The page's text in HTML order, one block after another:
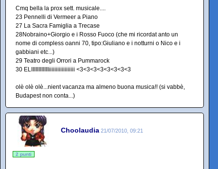
Cmq bella la prox sett. musicale....
23 Pennelli di Vermeer a Piano
27 La Sacra Famiglia a Trecase
28Nobraino+Giorgio e i Rosso Fuoco (che mi ricordat anto un
nome di compless oanni 70, tipo:Giuliano e i notturni o Nico e i
gabbiani etc...)
29 Teatro degli Orrori a Pummarock
30 ELIIIIIIIIIIIIiiiiiiiiiiiiiiiiii <3<3<3<3<3<3<3<3
olè olè olè...nient vacanza ma almeno buona musica!! (si vabbè,
Budapest non conta...)
Choolaudia 21/07/2010, 09:21
2 punti